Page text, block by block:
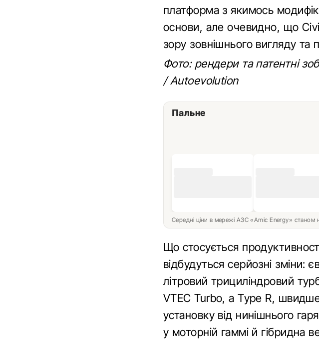
платформа з якимось
основи, але очевидно, що
зору зовнішнього вигляду та
Фото: рендери та патентні
/ Autoevolution
Пальне
Середні ціни в мережі АЗС «Amic Energy» станом
Що стосується
відбудуться серйозні зміни:
літровий трициліндровий
VTEC Turbo, а Type R,
установку від нинішнього
у моторній гаммі й гібридна